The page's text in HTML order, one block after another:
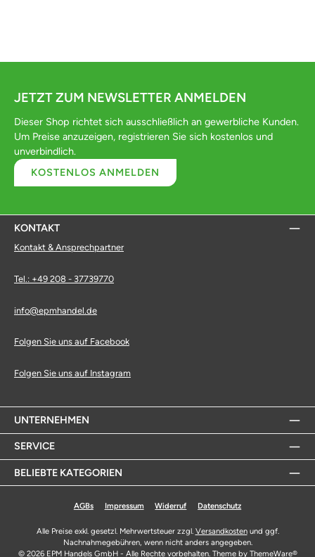
JETZT ZUM NEWSLETTER ANMELDEN
Dieser Shop richtet sich ausschließlich an gewerbliche Kunden.
Um Preise anzuzeigen, registrieren Sie sich kostenlos und
unverbindlich.
KOSTENLOS ANMELDEN
KONTAKT
Kontakt & Ansprechpartner
Tel.: +49 208 - 37739770
info@epmhandel.de
Folgen Sie uns auf Facebook
Folgen Sie uns auf Instagram
UNTERNEHMEN
SERVICE
BELIEBTE KATEGORIEN
AGBs Impressum Widerruf Datenschutz
Alle Preise exkl. gesetzl. Mehrwertsteuer zzgl. Versandkostenund ggf.
Nachnahmegebühren, wenn nicht anders angegeben.
© 2026 EPM Handels GmbH - Alle Rechte vorbehalten. Theme by ThemeWare®